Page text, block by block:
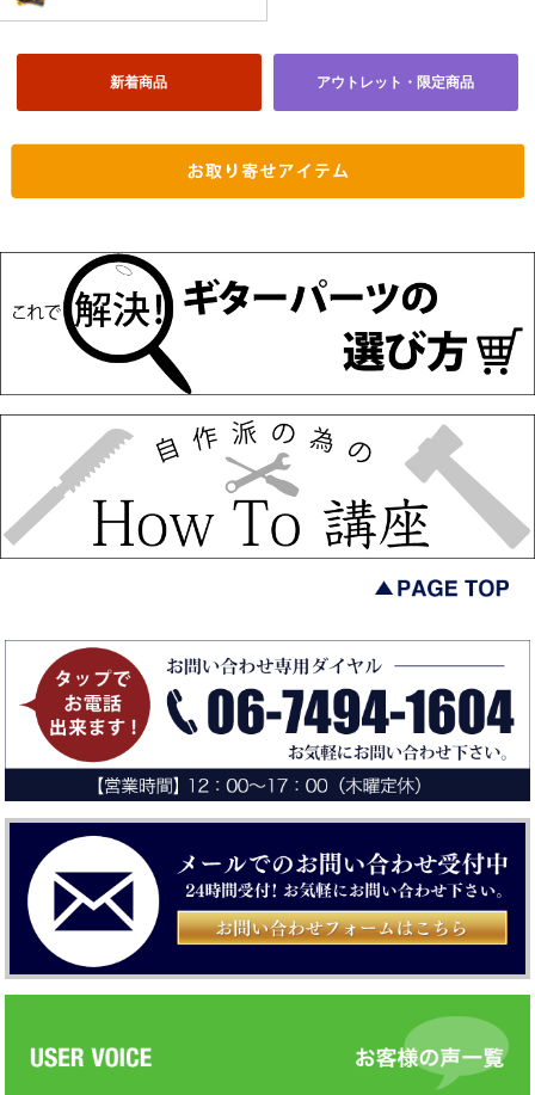
新着商品 アウトレット・限定商品